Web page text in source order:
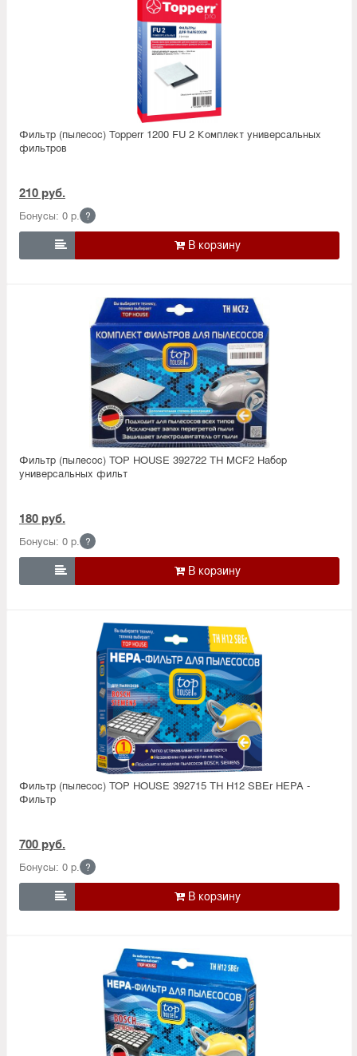
Фильтр (пылесос) Topperr 1200 FU 2 Комплект универсальных
фильтров
210 руб.
Бонусы: 0 р. ?

Фильтр (пылесос) TOP HOUSE 392722 TH MCF2 Набор
универсальных фильт
180 руб.
Бонусы: 0 р. ?

Фильтр (пылесос) TOP HOUSE 392715 TH H12 SBEr HEPA -
Фильтр
700 руб.
Бонусы: 0 р. ?
